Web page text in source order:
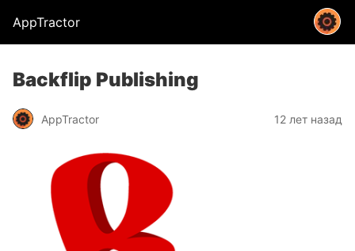
AppTractor
Backflip Publishing
AppTractor 12 лет назад